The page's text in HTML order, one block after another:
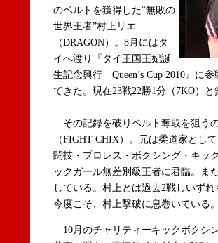
のベルトを獲得した“無敗の
世界王者”村上リエ
（DRAGON）。8月にはタ
イへ渡り『タイ王国王妃誕
生記念興行 Queen’s Cup 2010』に
てきた。現在23戦22勝1分（7KO）
その記録を破りベルト奪取を狙う
（FIGHT CHIX）。元は柔道家とし
闘技・プロレス・ボクシング・キッ
ックガール無差別級王者に君臨。ま
している。村上とは過去2戦しいず
今度こそ、村上撃破に息巻いている
10月のチャリティーキックボクシ